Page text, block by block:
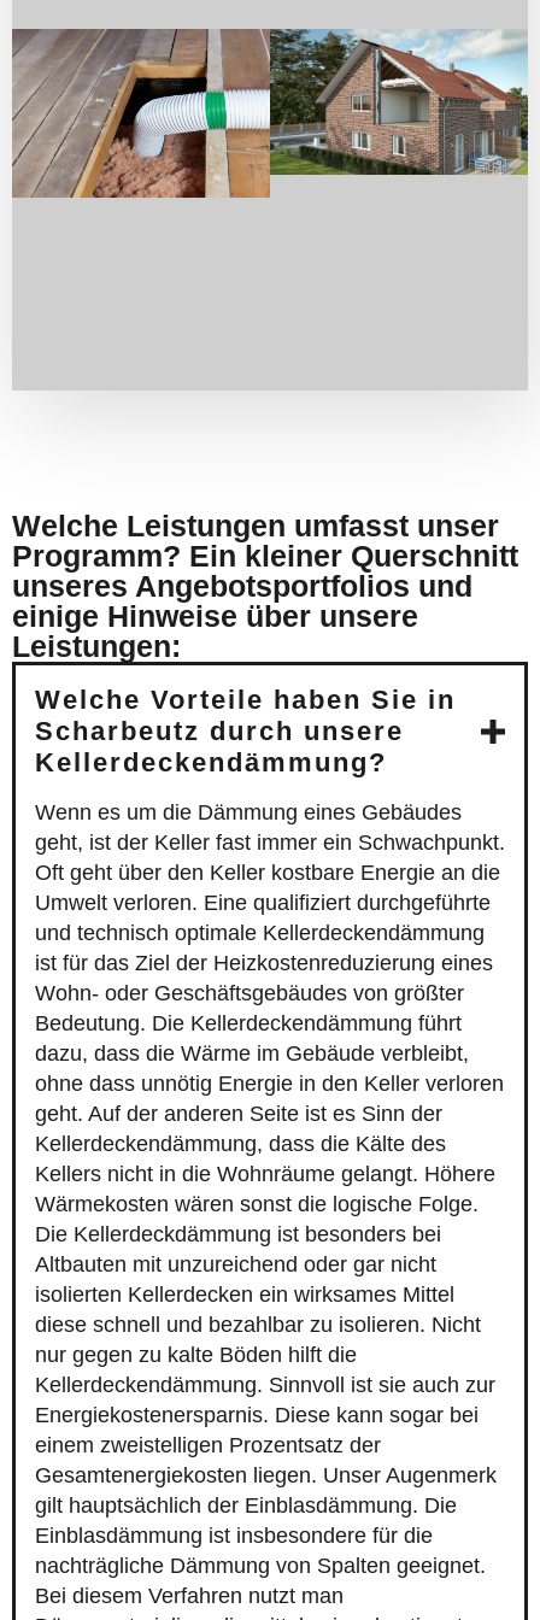
Welche Leistungen umfasst unser
Programm? Ein kleiner Querschnitt
unseres Angebotsportfolios und
einige Hinweise über unsere
Leistungen:
Welche Vorteile haben Sie in
Scharbeutz durch unsere
Kellerdeckendämmung?
Wenn es um die Dämmung eines Gebäudes
geht, ist der Keller fast immer ein Schwachpunkt.
Oft geht über den Keller kostbare Energie an die
Umwelt verloren. Eine qualifiziert durchgeführte
und technisch optimale Kellerdeckendämmung
ist für das Ziel der Heizkostenreduzierung eines
Wohn- oder Geschäftsgebäudes von größter
Bedeutung. Die Kellerdeckendämmung führt
dazu, dass die Wärme im Gebäude verbleibt,
ohne dass unnötig Energie in den Keller verloren
geht. Auf der anderen Seite ist es Sinn der
Kellerdeckendämmung, dass die Kälte des
Kellers nicht in die Wohnräume gelangt. Höhere
Wärmekosten wären sonst die logische Folge.
Die Kellerdeckdämmung ist besonders bei
Altbauten mit unzureichend oder gar nicht
isolierten Kellerdecken ein wirksames Mittel
diese schnell und bezahlbar zu isolieren. Nicht
nur gegen zu kalte Böden hilft die
Kellerdeckendämmung. Sinnvoll ist sie auch zur
Energiekostenersparnis. Diese kann sogar bei
einem zweistelligen Prozentsatz der
Gesamtenergiekosten liegen. Unser Augenmerk
gilt hauptsächlich der Einblasdämmung. Die
Einblasdämmung ist insbesondere für die
nachträgliche Dämmung von Spalten geeignet.
Bei diesem Verfahren nutzt man